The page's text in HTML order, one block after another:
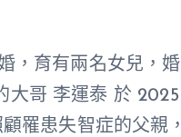
，育有兩名女兒，婚
大哥 李運泰 於 2025
罹患失智症的父親，